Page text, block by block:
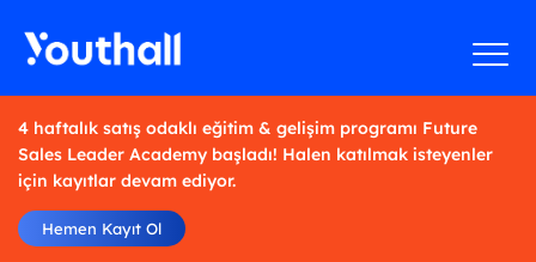
4 haftalık satış odaklı eğitim & gelişim programı Future
Sales Leader Academy başladı! Halen katılmak isteyenler
için kayıtlar devam ediyor.
Hemen Kayıt Ol